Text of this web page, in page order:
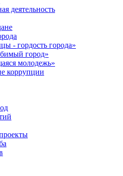
деятельность
- гордость города»
город»
молодежь»
коррупции